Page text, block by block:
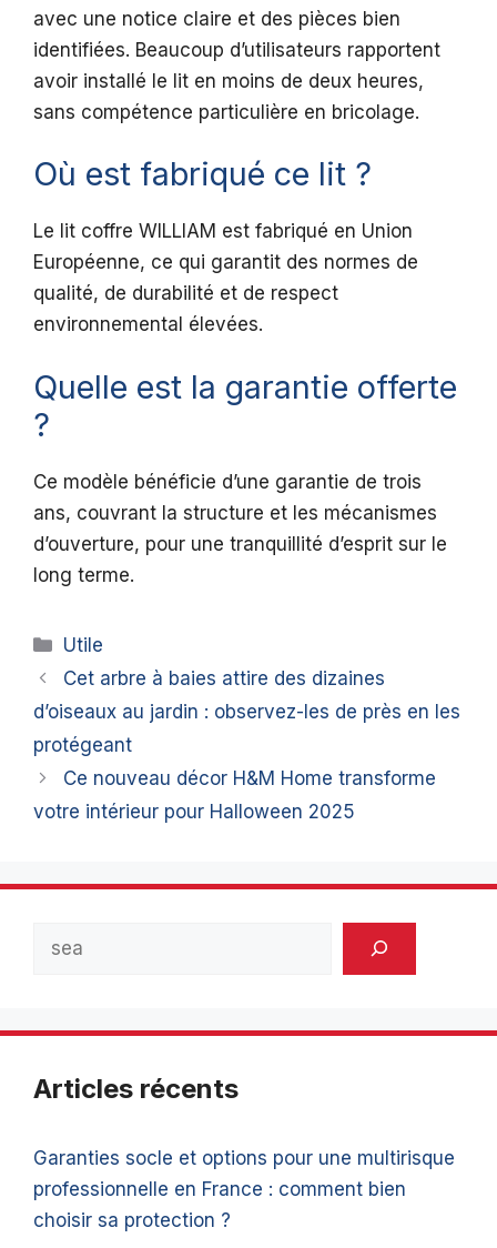
avec une notice claire et des pièces bien
identifiées. Beaucoup d’utilisateurs rapportent
avoir installé le lit en moins de deux heures,
sans compétence particulière en bricolage.
Où est fabriqué ce lit ?
Le lit coffre WILLIAM est fabriqué en Union
Européenne, ce qui garantit des normes de
qualité, de durabilité et de respect
environnemental élevées.
Quelle est la garantie offerte
?
Ce modèle bénéficie d’une garantie de trois
ans, couvrant la structure et les mécanismes
d’ouverture, pour une tranquillité d’esprit sur le
long terme.
Catégories
Utile
Cet arbre à baies attire des dizaines
d’oiseaux au jardin : observez-les de près en les
protégeant
Ce nouveau décor H&M Home transforme
votre intérieur pour Halloween 2025
Articles récents
Garanties socle et options pour une multirisque
professionnelle en France : comment bien
choisir sa protection ?